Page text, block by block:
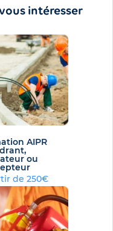
intéresser
AIPR
ou
de 250€